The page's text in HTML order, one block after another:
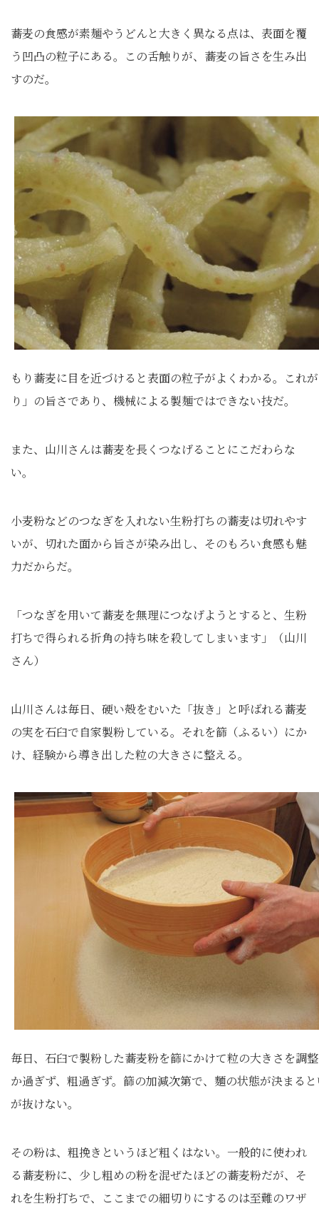
蕎麦の食感が素麺やうどんと大きく異なる点は、表面を覆
う凹凸の粒子にある。この舌触りが、蕎麦の旨さを生み出
すのだ。
もり蕎麦に目を近づけると表面の粒子がよくわかる。これ
り」の旨さであり、機械による製麺ではできない技だ。
また、山川さんは蕎麦を長くつなげることにこだわらな
い。
小麦粉などのつなぎを入れない生粉打ちの蕎麦は切れやす
いが、切れた面から旨さが染み出し、そのもろい食感も魅
力だからだ。
「つなぎを用いて蕎麦を無理につなげようとすると、生粉
打ちで得られる折角の持ち味を殺してしまいます」（山川
さん）
山川さんは毎日、硬い殻をむいた「抜き」と呼ばれる蕎麦
の実を石臼で自家製粉している。それを篩（ふるい）にか
け、経験から導き出した粒の大きさに整える。
毎日、石臼で製粉した蕎麦粉を篩にかけて粒の大きさを調
か過ぎず、粗過ぎず。篩の加減次第で、麵の状態が決まる
が抜けない。
その粉は、粗挽きというほど粗くはない。一般的に使われ
る蕎麦粉に、少し粗めの粉を混ぜたほどの蕎麦粉だが、そ
れを生粉打ちで、ここまでの細切りにするのは至難のワザ